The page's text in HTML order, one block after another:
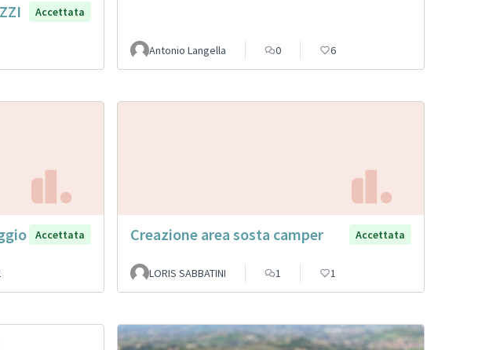
Accettata
Antonio Langella 0 6
Accettata Creazione area sosta camper Accettata
LORIS SABBATINI 1 1